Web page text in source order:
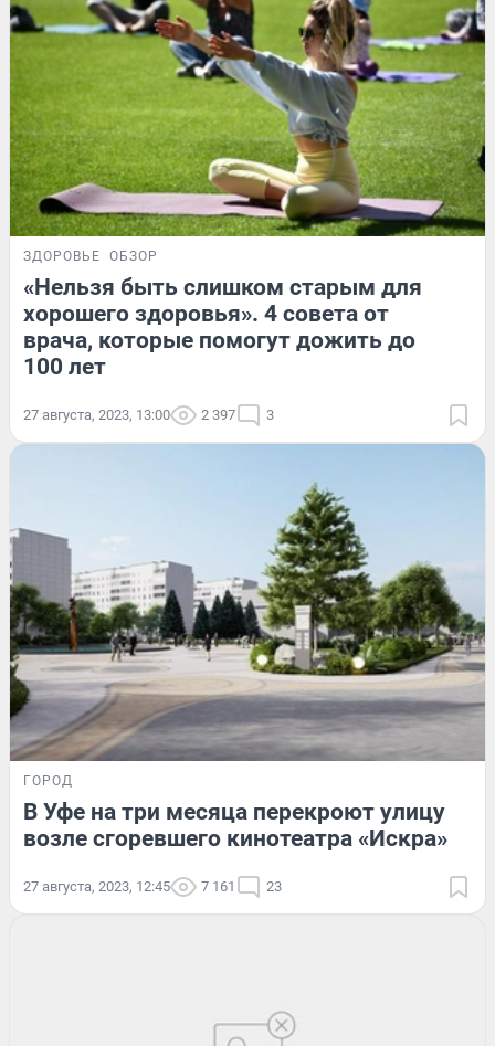
ЗДОРОВЬЕ ОБЗОР
«Нельзя быть слишком старым для
хорошего здоровья». 4 совета от
врача, которые помогут дожить до
100 лет
27 августа, 2023, 13:00 2 397 3
ГОРОД
В Уфе на три месяца перекроют улицу
возле сгоревшего кинотеатра «Искра»
27 августа, 2023, 12:45 7 161 23